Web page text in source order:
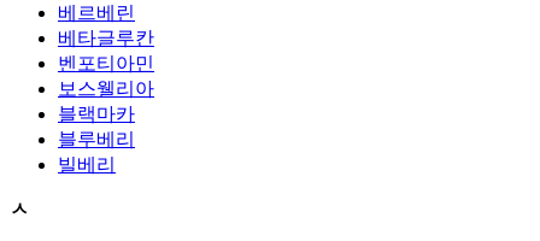
베르베린
베타글루칸
벤포티아민
보스웰리아
블랙마카
블루베리
빌베리
ㅅ